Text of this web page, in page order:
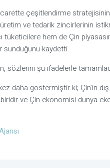
çeşitlendirme
ve tedarik zincirlerinin
tüketicilere hem de Çin
kaydetti.
sözlerini şu ifadelerle
daha göstermiştir ki; Çin’in
ve Çin ekonomisi dünya